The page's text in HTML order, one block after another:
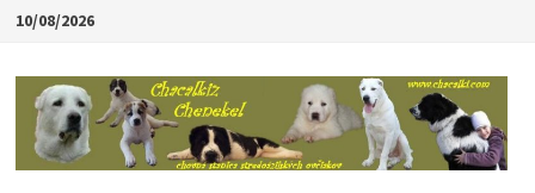
Skip
content
10/08/2026